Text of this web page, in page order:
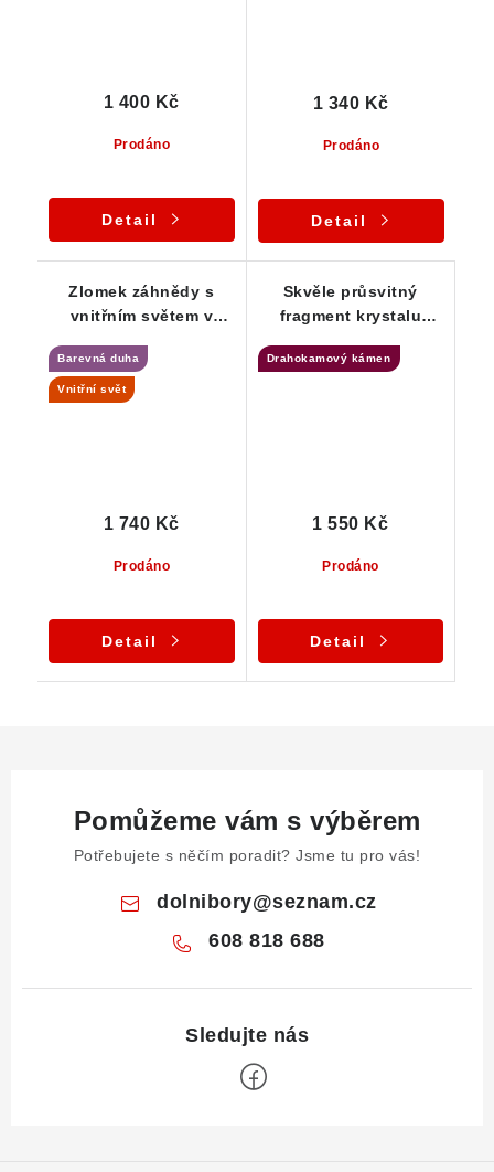
Prodáno
1 400 Kč
Detail
Prodáno
1 340 Kč
Detail
Zlomek záhnědy s
vnitřním světem v
Barevná duha
Vnitřní svět
Prodáno
1 740 Kč
Detail
Skvěle průsvitný
fragment krystalu
náhrdelník
Drahokamový kámen
Prodáno
1 550 Kč
Detail
Pomůžeme vám s výběrem
Potřebujete s něčím poradit? Jsme tu pro vás!
dolnibory@seznam.cz
608 818 688